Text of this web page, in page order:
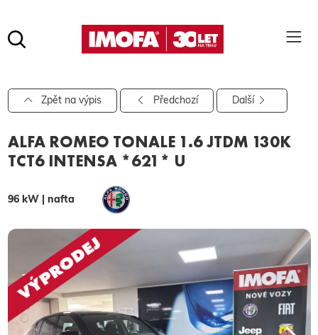
hledat
Pro vyhledávání zadejte alespoň 3 znaky.
Zpět na výpis Předchozí Další
ALFA ROMEO TONALE 1.6 JTDM 130K
TCT6 INTENSA *621* U
96 kW | nafta